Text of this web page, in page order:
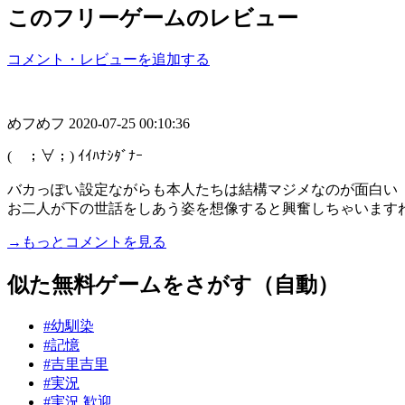
このフリーゲームのレビュー
コメント・レビューを追加する
めフめフ 2020-07-25 00:10:36
( ；∀；) ｲｲﾊﾅｼﾀﾞﾅｰ
バカっぽい設定ながらも本人たちは結構マジメなのが面白い
お二人が下の世話をしあう姿を想像すると興奮しちゃいま
→もっとコメントを見る
似た無料ゲームをさがす（自動）
#幼馴染
#記憶
#吉里吉里
#実況
#実況 歓迎